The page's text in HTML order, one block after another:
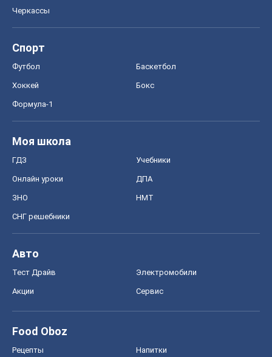
Черкассы
Спорт
Футбол Баскетбол
Хоккей Бокс
Формула-1
Моя школа
ГДЗ Учебники
Онлайн уроки ДПА
ЗНО НМТ
СНГ решебники
Авто
Тест Драйв Электромобили
Акции Сервис
Food Oboz
Рецепты Напитки